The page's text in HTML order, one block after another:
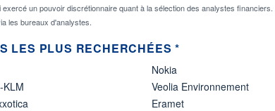
exercé un pouvoir discrétionnaire quant à la sélection des analystes
les bureaux d'analystes.
LES PLUS RECHERCHÉES *
KLM
Nokia
Veolia Environnement
Eramet